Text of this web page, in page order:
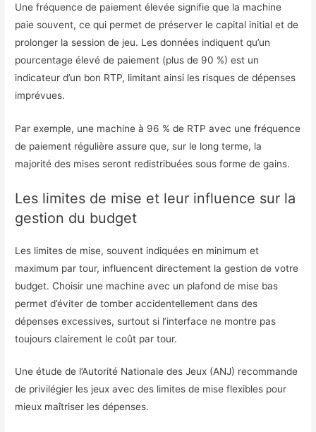
Une fréquence de paiement élevée signifie que la machine
paie souvent, ce qui permet de préserver le capital initial et de
prolonger la session de jeu. Les données indiquent qu’un
pourcentage élevé de paiement (plus de 90 %) est un
indicateur d’un bon RTP, limitant ainsi les risques de dépenses
imprévues.
Par exemple, une machine à 96 % de RTP avec une fréquence
de paiement régulière assure que, sur le long terme, la
majorité des mises seront redistribuées sous forme de gains.
Les limites de mise et leur influence sur la
gestion du budget
Les limites de mise, souvent indiquées en minimum et
maximum par tour, influencent directement la gestion de votre
budget. Choisir une machine avec un plafond de mise bas
permet d’éviter de tomber accidentellement dans des
dépenses excessives, surtout si l’interface ne montre pas
toujours clairement le coût par tour.
Une étude de l’Autorité Nationale des Jeux (ANJ) recommande
de privilégier les jeux avec des limites de mise flexibles pour
mieux maîtriser les dépenses.